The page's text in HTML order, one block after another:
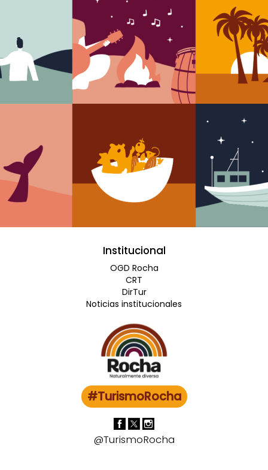
Institucional
OGD Rocha
CRT
DirTur
Noticias institucionales
#TurismoRocha
@TurismoRocha